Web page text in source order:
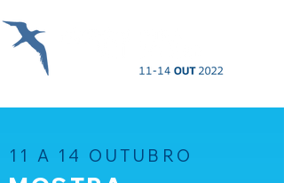
11 A 14 OUTUBRO